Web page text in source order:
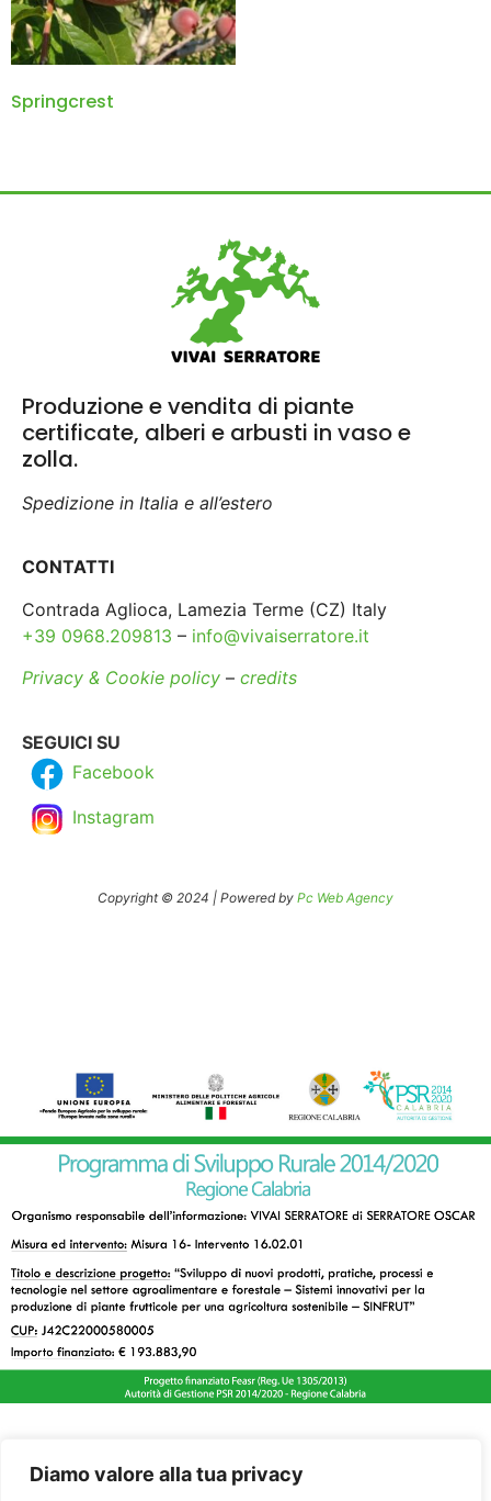
Diamo valore alla tua privacy
Springcrest
Produzione e vendita di piante
certificate, alberi e arbusti in vaso e
zolla.
Spedizione in Italia e all’estero
CONTATTI
Contrada Aglioca, Lamezia Terme (CZ) Italy
+39 0968.209813 – info@vivaiserratore.it
Privacy & Cookie policy – credits
SEGUICI SU
Facebook
Instagram
Copyright © 2024 | Powered by Pc Web Agency